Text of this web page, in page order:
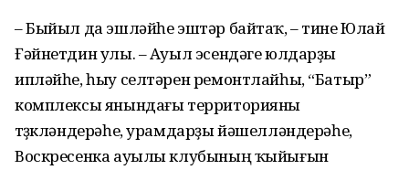
– Быйыл да эшләйһе эштәр байтаҡ, – тине Юлай
Ғәйнетдин улы. – Ауыл эсендәге юлдарҙы
ипләйһе, һыу селтәрен ремонтлайһы, “Батыр”
комплексы янындағы территорияны
төҙөкләндерәһе, урамдарҙы йәшелләндерәһе,
Воскресенка ауылы клубының ҡыйығын